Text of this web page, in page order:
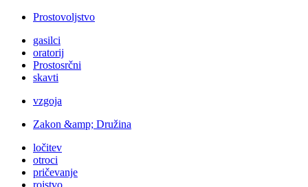
Prostovoljstvo
gasilci
oratorij
Prostosrčni
skavti
vzgoja
Zakon &amp; Družina
ločitev
otroci
pričevanje
rojstvo